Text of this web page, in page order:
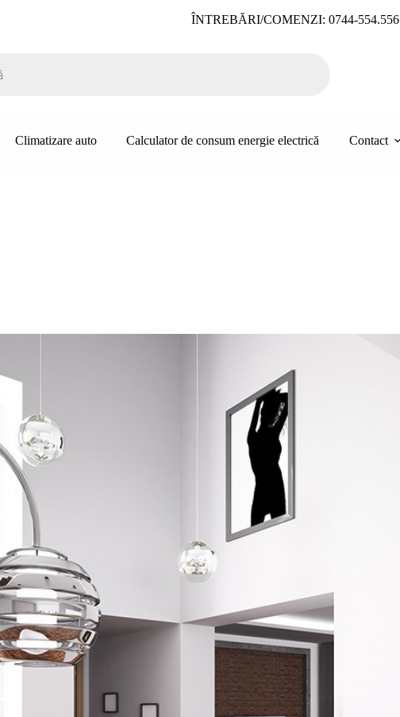
ÎNTREBĂRI/COMENZI: 0744-554.556
Climatizare auto Calculator de consum energie electrică Contact